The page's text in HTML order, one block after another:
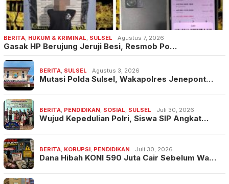
BERITA HUKUM & KRIMINAL SULSEL Agustus 7, 2026
Gasak HP Berujung Jeruji Besi, Resmob Po…
BERITA SULSEL Agustus 3, 2026
Mutasi Polda Sulsel, Wakapolres Jenepont…
BERITA PENDIDIKAN SOSIAL SULSEL Juli 30, 2026
Wujud Kepedulian Polri, Siswa SIP Angkat…
BERITA KORUPSI PENDIDIKAN Juli 30, 2026
Dana Hibah KONI 590 Juta Cair Sebelum Wa…